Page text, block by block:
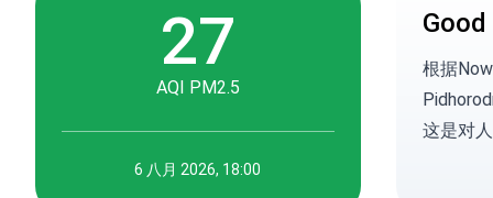
27
AQI PM2.5
6 八月 2026, 18:00
根据
这是对